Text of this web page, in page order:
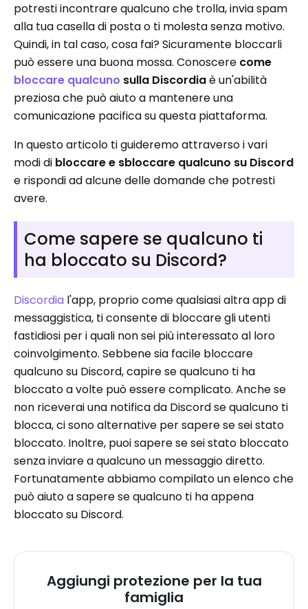
potresti incontrare qualcuno che trolla, invia spam
alla tua casella di posta o ti molesta senza motivo.
Quindi, in tal caso, cosa fai? Sicuramente bloccarli
può essere una buona mossa. Conoscere come
bloccare qualcuno sulla Discordiaè un'abilità
preziosa che può aiuto a mantenere una
comunicazione pacifica su questa piattaforma.
In questo articolo ti guideremo attraverso i vari
modi di bloccare e sbloccare qualcuno su Discord
e rispondi ad alcune delle domande che potresti
avere.
Come sapere se qualcuno ti
ha bloccato su Discord?
Discordia l'app, proprio come qualsiasi altra app di
messaggistica, ti consente di bloccare gli utenti
fastidiosi per i quali non sei più interessato al loro
coinvolgimento. Sebbene sia facile bloccare
qualcuno su Discord, capire se qualcuno ti ha
bloccato a volte può essere complicato. Anche se
non riceverai una notifica da Discord se qualcuno ti
blocca, ci sono alternative per sapere se sei stato
bloccato. Inoltre, puoi sapere se sei stato bloccato
senza inviare a qualcuno un messaggio diretto.
Fortunatamente abbiamo compilato un elenco che
può aiuto a sapere se qualcuno ti ha appena
bloccato su Discord.
Aggiungi protezione per la tua
famiglia